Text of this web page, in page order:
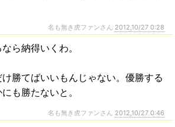
名も無き虎ファンさん 2012,10/27 0:28
ら納得いくわ。
勝てばいいもんじゃない。優勝する
も勝たないと。
名も無き虎ファンさん 2012,10/27 0:46